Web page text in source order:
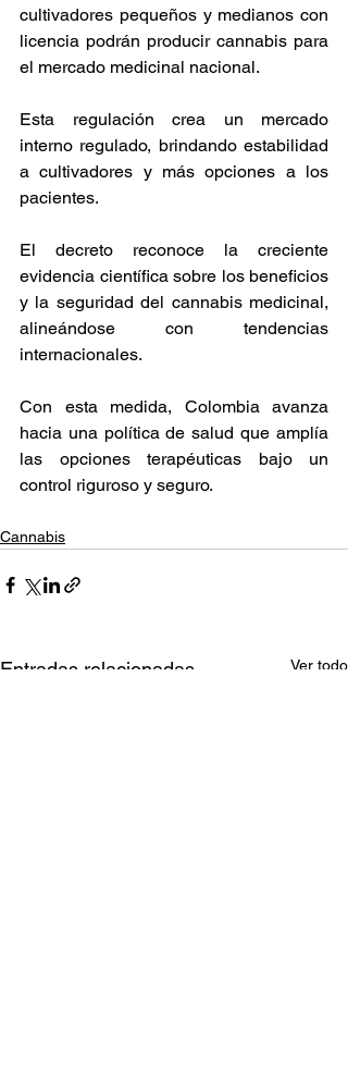
cultivadores pequeños y medianos con
licencia podrán producir cannabis para
el mercado medicinal nacional.
Esta regulación crea un mercado
interno regulado, brindando estabilidad
a cultivadores y más opciones a los
pacientes.
El decreto reconoce la creciente
evidencia científica sobre los beneficios
y la seguridad del cannabis medicinal,
alineándose con tendencias
internacionales.
Con esta medida, Colombia avanza
hacia una política de salud que amplía
las opciones terapéuticas bajo un
control riguroso y seguro.
Cannabis
Entradas relacionadas Ver todo